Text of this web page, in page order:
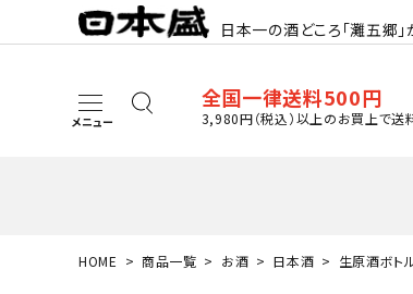
日本一の酒どころ「灘五郷
メニュー
全国一律送料500円
3,980円（税込）以上のお買上で送
HOME 商品一覧 お酒 日本酒 生原酒ボト